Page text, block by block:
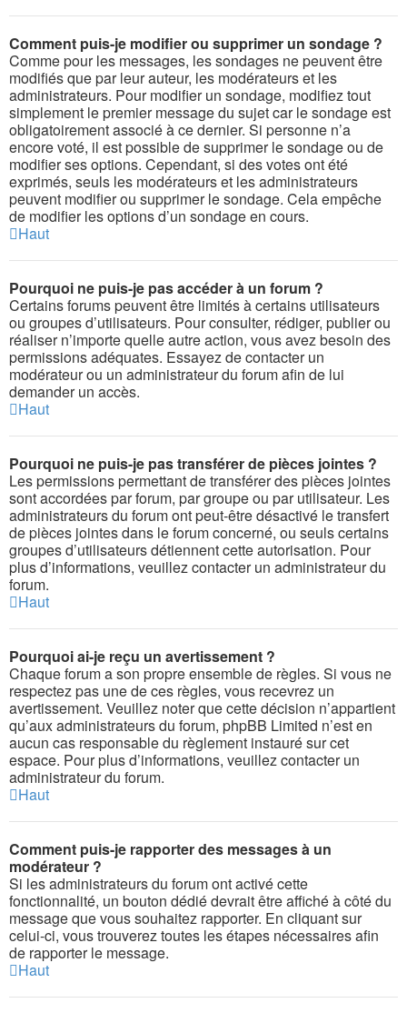
Comment puis-je modifier ou supprimer un sondage ?
Comme pour les messages, les sondages ne peuvent être
modifiés que par leur auteur, les modérateurs et les
administrateurs. Pour modifier un sondage, modifiez tout
simplement le premier message du sujet car le sondage est
obligatoirement associé à ce dernier. Si personne n’a
encore voté, il est possible de supprimer le sondage ou de
modifier ses options. Cependant, si des votes ont été
exprimés, seuls les modérateurs et les administrateurs
peuvent modifier ou supprimer le sondage. Cela empêche
de modifier les options d’un sondage en cours.
Haut
Pourquoi ne puis-je pas accéder à un forum ?
Certains forums peuvent être limités à certains utilisateurs
ou groupes d’utilisateurs. Pour consulter, rédiger, publier ou
réaliser n’importe quelle autre action, vous avez besoin des
permissions adéquates. Essayez de contacter un
modérateur ou un administrateur du forum afin de lui
demander un accès.
Haut
Pourquoi ne puis-je pas transférer de pièces jointes ?
Les permissions permettant de transférer des pièces jointes
sont accordées par forum, par groupe ou par utilisateur. Les
administrateurs du forum ont peut-être désactivé le transfert
de pièces jointes dans le forum concerné, ou seuls certains
groupes d’utilisateurs détiennent cette autorisation. Pour
plus d’informations, veuillez contacter un administrateur du
forum.
Haut
Pourquoi ai-je reçu un avertissement ?
Chaque forum a son propre ensemble de règles. Si vous ne
respectez pas une de ces règles, vous recevrez un
avertissement. Veuillez noter que cette décision n’appartient
qu’aux administrateurs du forum, phpBB Limited n’est en
aucun cas responsable du règlement instauré sur cet
espace. Pour plus d’informations, veuillez contacter un
administrateur du forum.
Haut
Comment puis-je rapporter des messages à un
modérateur ?
Si les administrateurs du forum ont activé cette
fonctionnalité, un bouton dédié devrait être affiché à côté du
message que vous souhaitez rapporter. En cliquant sur
celui-ci, vous trouverez toutes les étapes nécessaires afin
de rapporter le message.
Haut